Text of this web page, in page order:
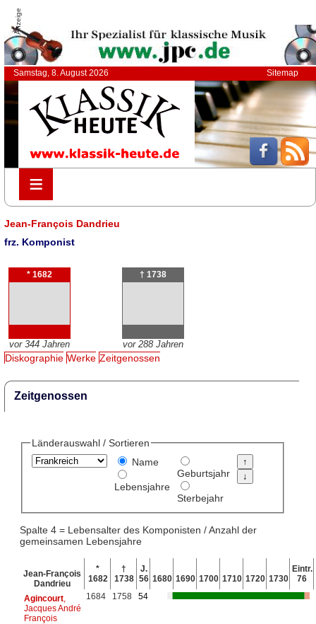
Anzeige
Samstag, 8. August 2026 Sitemap
≡
≡
Jean-François Dandrieu
frz. Komponist
* 1682
vor 344 Jahren
† 1738
vor 288 Jahren
Diskographie Werke Zeitgenossen
Zeitgenossen
Länderauswahl / Sortieren
Name
Lebensjahre
Geburtsjahr
Sterbejahr
Spalte 4 = Lebensalter des Komponisten / Anzahl der
gemeinsamen Lebensjahre
Jean-François
Dandrieu
*
1682
†
1738
J.
56 1680 1690 1700 1710 1720 1730
Eintr.
76
Agincourt,
Jacques André
François
1684 1758 54